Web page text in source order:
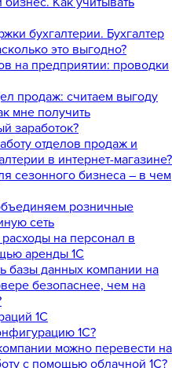
бухгалтерии. Бухгалтер
это выгодно?
на предприятии: проводки
продаж: считаем выгоду
мне получить
заработок?
отделов продаж и
в интернет-магазине?
сезонного бизнеса – в чем
розничные
сеть
на персонал в
аренды 1С
базы данных компании на
безопаснее, чем на
1С
1С?
можно перевести на
с помощью облачной 1С?